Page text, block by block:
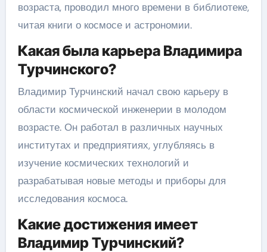
возраста, проводил много времени в библиотеке,
читая книги о космосе и астрономии.
Какая была карьера Владимира
Турчинского?
Владимир Турчинский начал свою карьеру в
области космической инженерии в молодом
возрасте. Он работал в различных научных
институтах и предприятиях, углубляясь в
изучение космических технологий и
разрабатывая новые методы и приборы для
исследования космоса.
Какие достижения имеет
Владимир Турчинский?